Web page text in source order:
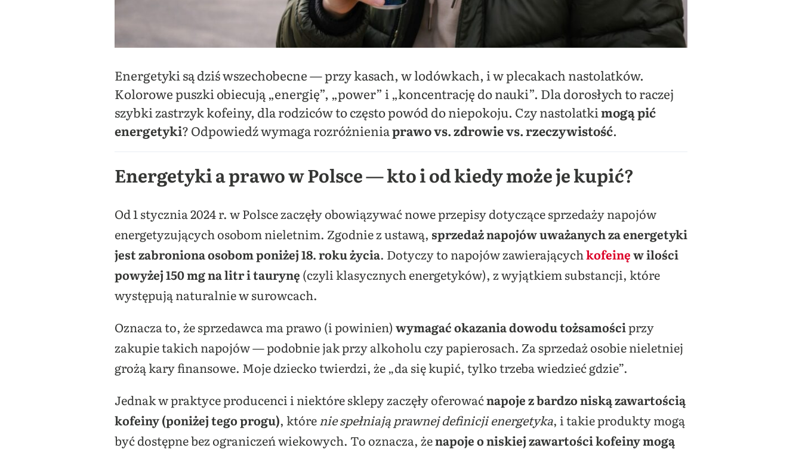
Energetyki są dziś wszechobecne — przy kasach, w lodówkach, i w plecakach nastolatków.
Kolorowe puszki obiecują „energię”, „power” i „koncentrację do nauki”. Dla dorosłych to raczej
szybki zastrzyk kofeiny, dla rodziców to często powód do niepokoju. Czy nastolatkimogą pić
energetyki? Odpowiedź wymaga rozróżnieniaprawo vs. zdrowie vs. rzeczywistość.
Energetyki a prawo w Polsce — kto i od kiedy może je kupić?
Od 1 stycznia 2024 r. w Polsce zaczęły obowiązywać nowe przepisy dotyczące sprzedaży napojów
energetyzujących osobom nieletnim. Zgodnie z ustawą, sprzedaż napojów uważanych za energetyki
jest zabroniona osobom poniżej 18. roku życia. Dotyczy to napojów zawierającychkofeinęw ilości
powyżej 150 mg na litr i taurynę (czyli klasycznych energetyków), z wyjątkiem substancji, które
występują naturalnie w surowcach.
Oznacza to, że sprzedawca ma prawo (i powinien)wymagać okazania dowodu tożsamościprzy
zakupie takich napojów — podobnie jak przy alkoholu czy papierosach. Za sprzedaż osobie nieletniej
grożą kary finansowe. Moje dziecko twierdzi, że „da się kupić, tylko trzeba wiedzieć gdzie”.
Jednak w praktyce producenci i niektóre sklepy zaczęły oferowaćnapoje z bardzo niską zawartością
kofeiny (poniżej tego progu), którenie spełniają prawnej definicji energetyka, i takie produkty mogą
być dostępne bez ograniczeń wiekowych. To oznacza, żenapoje o niskiej zawartości kofeiny mogą